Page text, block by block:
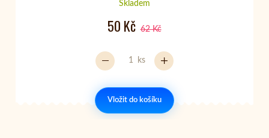
Skladem
50 Kč 62 Kč
ks
Vložit do košíku